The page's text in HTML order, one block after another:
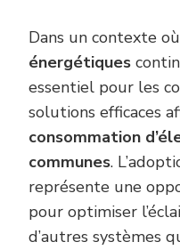
Dans un contexte
énergétiques
essentiel pour les
solutions efficaces
consommation
communes.
représente une
pour optimiser
d’autres systèmes